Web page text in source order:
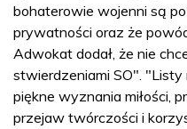
bohaterowie wojenni są
prywatności oraz że
Adwokat dodał, że nie
stwierdzeniami SO". "Listy
piękne wyznania miłości,
przejaw twórczości i